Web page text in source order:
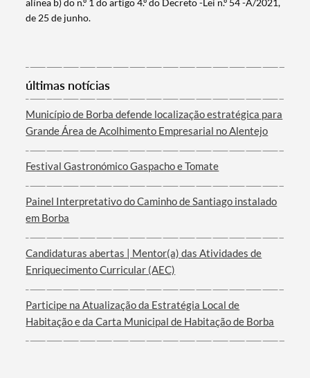
Termo de Pesquisa
Categorias gerais
Filtros
alínea b) do n.º 1 do artigo 4.º do Decreto -Lei n.º 54 -A/2021,
de 25 de junho.
últimas notícias
Município de Borba defende localização estratégica para
Grande Área de Acolhimento Empresarial no Alentejo
Festival Gastronómico Gaspacho e Tomate
Painel Interpretativo do Caminho de Santiago instalado
em Borba
Candidaturas abertas | Mentor(a) das Atividades de
Enriquecimento Curricular (AEC)
Participe na Atualização da Estratégia Local de
Habitação e da Carta Municipal de Habitação de Borba